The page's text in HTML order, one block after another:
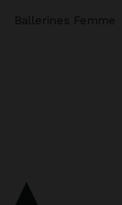
Ballerines Femme